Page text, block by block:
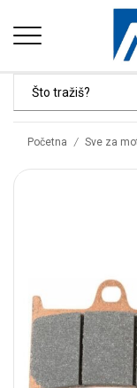
Početna / Sve za